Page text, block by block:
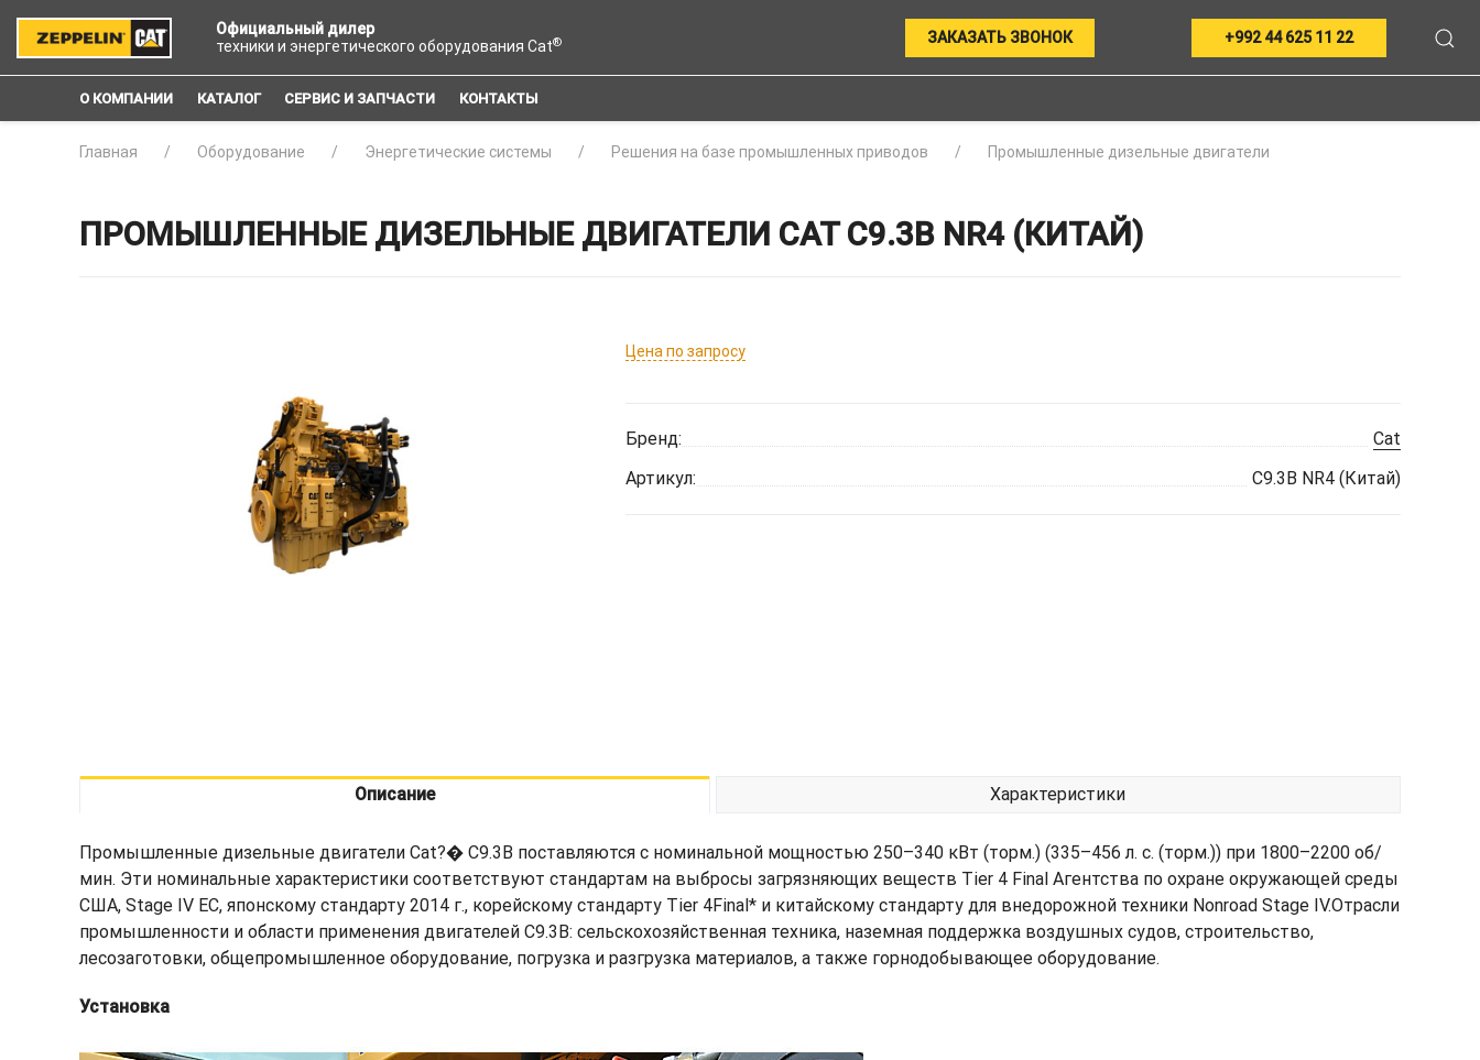
Официальный дилер
техники и энергетического оборудования Cat® ЗАКАЗАТЬ ЗВОНОК +992 44 625 11 22
О КОМПАНИИ КАТАЛОГ СЕРВИС И ЗАПЧАСТИ КОНТАКТЫ
Главная Оборудование Энергетические системы Решения на базе промышленных приводов Промышленные дизельные двигатели
ПРОМЫШЛЕННЫЕ ДИЗЕЛЬНЫЕ ДВИГАТЕЛИ CAT C9.3B NR4 (КИТАЙ)
Цена по запросу
Бренд:
Cat
Артикул:
C9.3B NR4 (Китай)
Описание Характеристики
Промышленные дизельные двигатели Cat?� C9.3B поставляются с номинальной мощностью 250–340 кВт (торм.) (335–456 л. с. (торм.)) при 1800–2200 об/
мин. Эти номинальные характеристики соответствуют стандартам на выбросы загрязняющих веществ Tier 4 Final Агентства по охране окружающей среды
США, Stage IV ЕС, японскому стандарту 2014 г., корейскому стандарту Tier 4Final* и китайскому стандарту для внедорожной техники Nonroad Stage IV.Отрасли
промышленности и области применения двигателей C9.3B: сельскохозяйственная техника, наземная поддержка воздушных судов, строительство,
лесозаготовки, общепромышленное оборудование, погрузка и разгрузка материалов, а также горнодобывающее оборудование.
Установка